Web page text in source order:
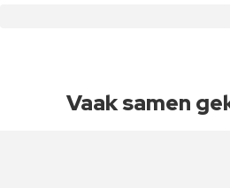
Vaak samen